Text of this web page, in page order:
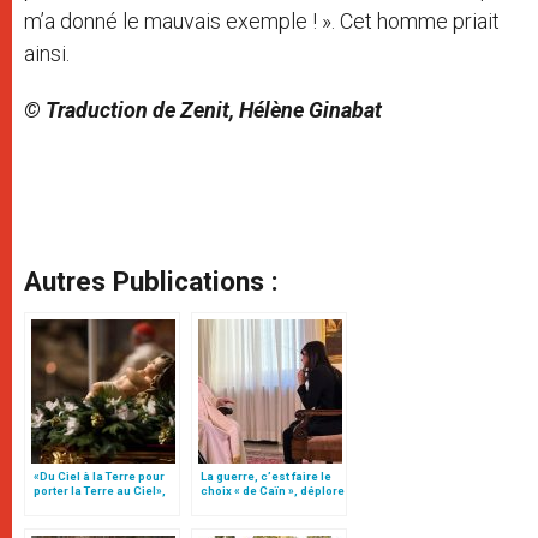
m’a donné le mauvais exemple ! ». Cet homme priait
ainsi.
© Traduction de Zenit, Hélène Ginabat
Autres Publications :
«Du Ciel à la Terre pour
porter la Terre au Ciel»,
La guerre, c’est faire le
choix « de Caïn », déplore